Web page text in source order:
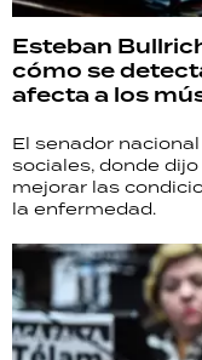
Esteban
cómo se
afecta a los
El senador
sociales, donde
mejorar las
la enfermedad.